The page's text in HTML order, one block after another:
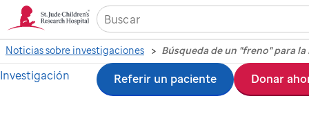
Ir
Investigación Referir un paciente Donar
Noticias sobre investigaciones Búsqueda de un "freno" para
Búsqueda de un